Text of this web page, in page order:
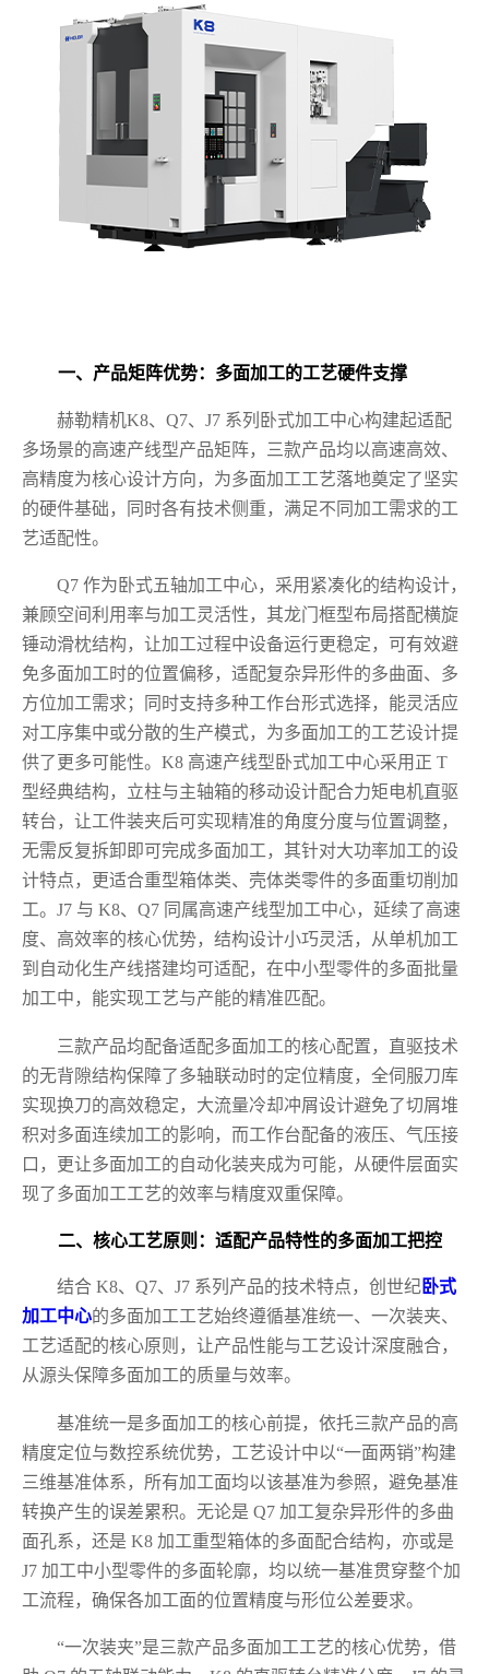
一、产品矩阵优势：多面加工的工艺硬件支撑
赫勒精机K8、Q7、J7 系列卧式加工中心构建起适配
多场景的高速产线型产品矩阵，三款产品均以高速高效、
高精度为核心设计方向，为多面加工工艺落地奠定了坚实
的硬件基础，同时各有技术侧重，满足不同加工需求的工
艺适配性。
Q7 作为卧式五轴加工中心，采用紧凑化的结构设计，
兼顾空间利用率与加工灵活性，其龙门框型布局搭配横旋
锤动滑枕结构，让加工过程中设备运行更稳定，可有效避
免多面加工时的位置偏移，适配复杂异形件的多曲面、多
方位加工需求；同时支持多种工作台形式选择，能灵活应
对工序集中或分散的生产模式，为多面加工的工艺设计提
供了更多可能性。K8 高速产线型卧式加工中心采用正 T
型经典结构，立柱与主轴箱的移动设计配合力矩电机直驱
转台，让工件装夹后可实现精准的角度分度与位置调整，
无需反复拆卸即可完成多面加工，其针对大功率加工的设
计特点，更适合重型箱体类、壳体类零件的多面重切削加
工。J7 与 K8、Q7 同属高速产线型加工中心，延续了高速
度、高效率的核心优势，结构设计小巧灵活，从单机加工
到自动化生产线搭建均可适配，在中小型零件的多面批量
加工中，能实现工艺与产能的精准匹配。
三款产品均配备适配多面加工的核心配置，直驱技术
的无背隙结构保障了多轴联动时的定位精度，全伺服刀库
实现换刀的高效稳定，大流量冷却冲屑设计避免了切屑堆
积对多面连续加工的影响，而工作台配备的液压、气压接
口，更让多面加工的自动化装夹成为可能，从硬件层面实
现了多面加工工艺的效率与精度双重保障。
二、核心工艺原则：适配产品特性的多面加工把控
结合 K8、Q7、J7 系列产品的技术特点，创世纪卧式
加工中心的多面加工工艺始终遵循基准统一、一次装夹、
工艺适配的核心原则，让产品性能与工艺设计深度融合，
从源头保障多面加工的质量与效率。
基准统一是多面加工的核心前提，依托三款产品的高
精度定位与数控系统优势，工艺设计中以“一面两销”构建
三维基准体系，所有加工面均以该基准为参照，避免基准
转换产生的误差累积。无论是 Q7 加工复杂异形件的多曲
面孔系，还是 K8 加工重型箱体的多面配合结构，亦或是
J7 加工中小型零件的多面轮廓，均以统一基准贯穿整个加
工流程，确保各加工面的位置精度与形位公差要求。
“一次装夹”是三款产品多面加工工艺的核心优势，借